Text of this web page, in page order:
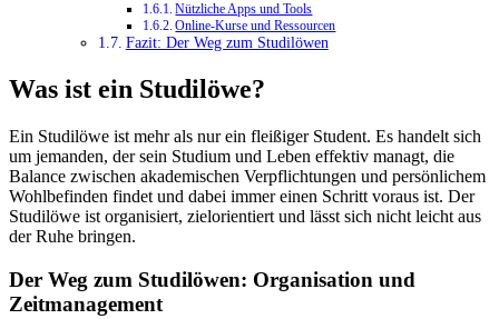
Nützliche Apps und Tools
Online-Kurse und Ressourcen
Fazit: Der Weg zum Studilöwen
Was ist ein Studilöwe?
Ein Studilöwe ist mehr als nur ein fleißiger Student. Es handelt sich
um jemanden, der sein Studium und Leben effektiv managt, die
Balance zwischen akademischen Verpflichtungen und persönlichem
Wohlbefinden findet und dabei immer einen Schritt voraus ist. Der
Studilöwe ist organisiert, zielorientiert und lässt sich nicht leicht aus
der Ruhe bringen.
Der Weg zum Studilöwen: Organisation und
Zeitmanagement